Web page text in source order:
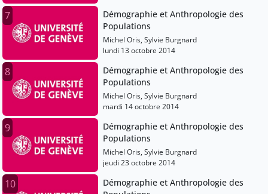
7
Démographie et Anthropologie des
Populations
Michel Oris, Sylvie Burgnard
lundi 13 octobre 2014
8
Démographie et Anthropologie des
Populations
Michel Oris, Sylvie Burgnard
mardi 14 octobre 2014
9
Démographie et Anthropologie des
Populations
Michel Oris, Sylvie Burgnard
jeudi 23 octobre 2014
10
Démographie et Anthropologie des